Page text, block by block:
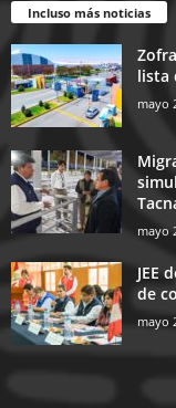
Incluso más noticias
lista
mayo
mayo
JEE
de
mayo